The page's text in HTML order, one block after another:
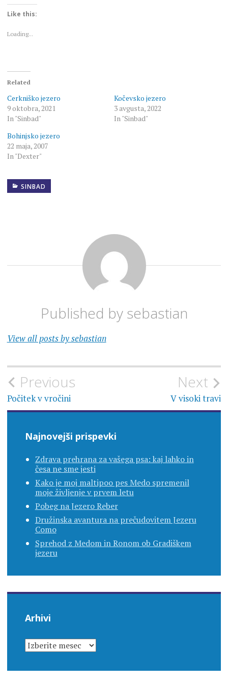
Twitter
(Opens
in
Like this:
Loading...
Related
Cerkniško jezero
9 oktobra, 2021
In "Sinbad"
Kočevsko jezero
3 avgusta, 2022
In "Sinbad"
Bohinjsko jezero
22 maja, 2007
In "Dexter"
SINBAD
Published by sebastian
View all posts by sebastian
Navigacija
prispevka
Previous
Počitek v vročini
Next
V visoki travi
Najnovejši prispevki
Zdrava prehrana za vašega psa: kaj lahko in
česa ne sme jesti
Kako je moj maltipoo pes Medo spremenil
moje življenje v prvem letu
Pobeg na Jezero Reber
Družinska avantura na prečudovitem Jezeru
Como
Sprehod z Medom in Ronom ob Gradiškem
jezeru
Arhivi
ARHIVI